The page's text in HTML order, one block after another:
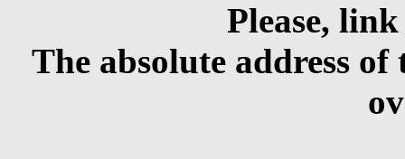
Please,
The absolute address